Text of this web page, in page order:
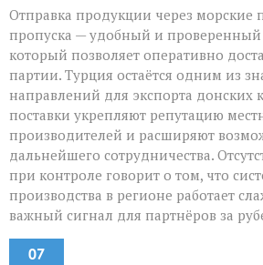
Отправка продукции через морские
пропуска — удобный и проверенный
который позволяет оперативно
партии. Турция остаётся одним из
направлений для экспорта донских
поставки укрепляют репутацию
производителей и расширяют
дальнейшего сотрудничества.
при контроле говорит о том, что
производства в регионе работает
важный сигнал для партнёров за
07